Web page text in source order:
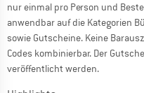
nur einmal pro Person und
anwendbar auf die Kategorien
sowie Gutscheine. Keine
Codes kombinierbar. Der
veröffentlicht werden.